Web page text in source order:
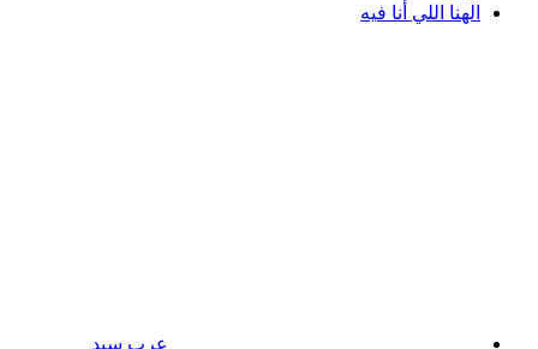
الهنا اللي أنا فيه
عرب سيد